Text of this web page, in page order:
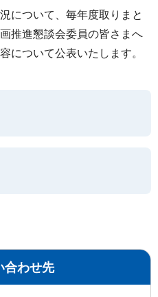
について、毎年度取りまと
推進懇談会委員の皆さまへ
について公表いたします。
合わせ先